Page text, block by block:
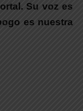
Su voz es
es nuestra